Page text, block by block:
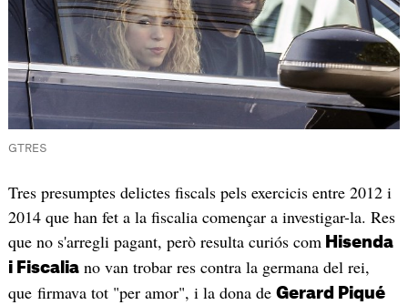
GTRES
Tres presumptes delictes fiscals pels exercicis entre 2012 i
2014 que han fet a la fiscalia començar a investigar-la. Res
que no s'arregli pagant, però resulta curiós com Hisenda
i Fiscaliano van trobar res contra la germana del rei,
que firmava tot "per amor", i la dona de Gerard Piqué